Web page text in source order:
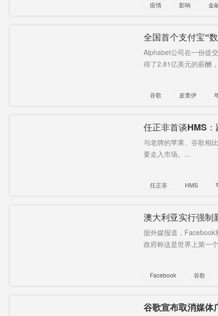
疫情 影响 金
全国首个支付宝“
Alphabet公司在一份提
得了2.81亿美元的薪酬
谷歌 皮查伊
任正非首谈HMS
退
与老牌的苹果、谷歌相
要走入市场。...
任正非 HMS
澳大利亚实行强制
据外媒报道，Facebook
政府称这是世界上第一
Facebook 谷歌
谷歌宣布取消媒体